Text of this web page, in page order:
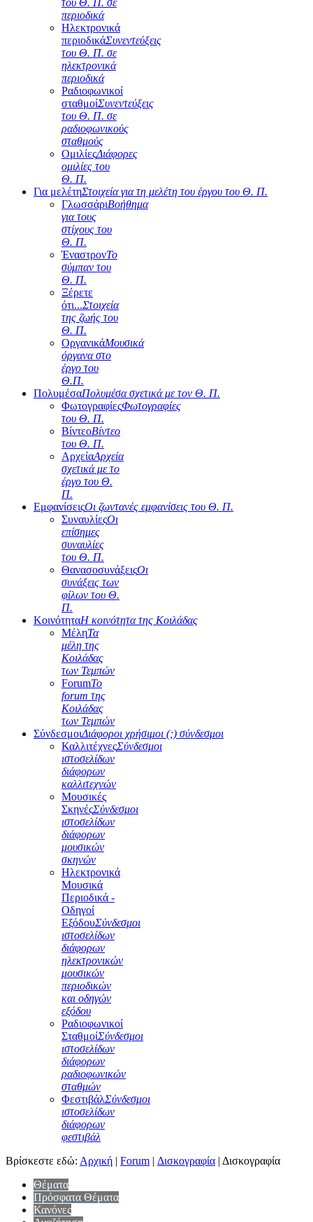
του Θ. Π. σε
περιοδικά
Ηλεκτρονικά
περιοδικάΣυνεντεύξεις
του Θ. Π. σε
ηλεκτρονικά
περιοδικά
Ραδιοφωνικοί
σταθμοίΣυνεντεύξεις
του Θ. Π. σε
ραδιοφωνικούς
σταθμούς
ΟμιλίεςΔιάφορες
ομιλίες του
Θ. Π.
Για μελέτηΣτοιχεία για τη μελέτη του έργου του Θ. Π.
ΓλωσσάριΒοήθημα
για τους
στίχους του
Θ. Π.
ΈναστρονΤο
σύμπαν του
Θ. Π.
Ξέρετε
ότι...Στοιχεία
της ζωής του
Θ. Π.
ΟργανικάΜουσικά
όργανα στο
έργο του
Θ.Π.
ΠολυμέσαΠολυμέσα σχετικά με τον Θ. Π.
ΦωτογραφίεςΦωτογραφίες
του Θ. Π.
ΒίντεοΒίντεο
του Θ. Π.
ΑρχείαΑρχεία
σχετικά με το
έργο του Θ.
Π.
ΕμφανίσειςΟι ζωντανές εμφανίσεις του Θ. Π.
ΣυναυλίεςΟι
επίσημες
συναυλίες
του Θ. Π.
ΘανασοσυνάξειςΟι
συνάξεις των
φίλων του Θ.
Π.
ΚοινότηταΗ κοινότητα της Κοιλάδας
ΜέληΤα
μέλη της
Κοιλάδας
των Τεμπών
ForumΤο
forum της
Κοιλάδας
των Τεμπών
ΣύνδεσμοιΔιάφοροι χρήσιμοι (;) σύνδεσμοι
ΚαλλιτέχνεςΣύνδεσμοι
ιστοσελίδων
διάφορων
καλλιτεχνών
Μουσικές
ΣκηνέςΣύνδεσμοι
ιστοσελίδων
διάφορων
μουσικών
σκηνών
Ηλεκτρονικά
Μουσικά
Περιοδικά -
Οδηγοί
ΕξόδουΣύνδεσμοι
ιστοσελίδων
διάφορων
ηλεκτρονικών
μουσικών
περιοδικών
και οδηγών
εξόδου
Ραδιοφωνικοί
ΣταθμοίΣύνδεσμοι
ιστοσελίδων
διάφορων
ραδιοφωνικών
σταθμών
ΦεστιβάλΣύνδεσμοι
ιστοσελίδων
διάφορων
φεστιβάλ
Βρίσκεστε εδώ: Αρχική | Forum | Δισκογραφία | Δισκογραφία
Θέματα
Πρόσφατα Θέματα
Κανόνες